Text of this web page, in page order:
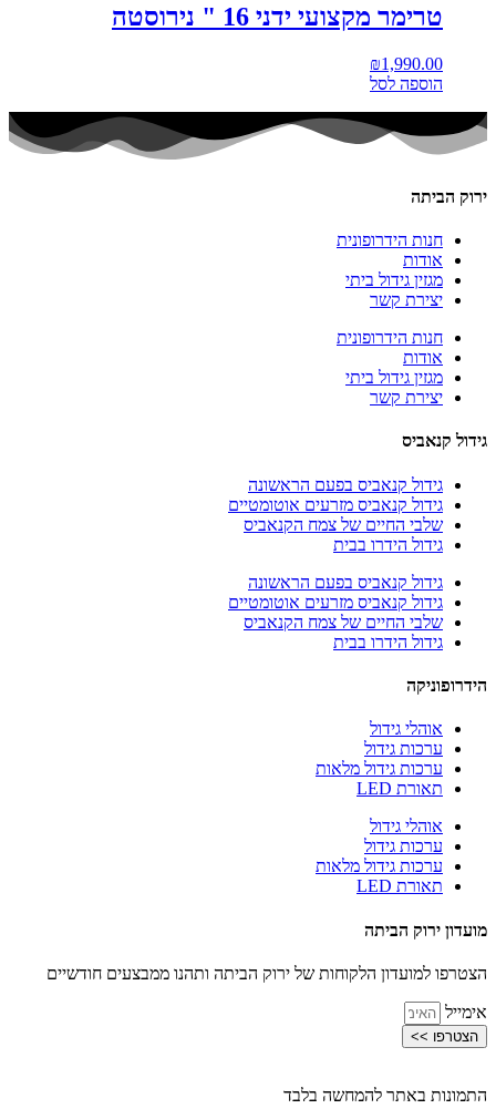
טרימר מקצועי ידני 16 " נירוסטה
₪1,990.00
הוספה לסל
ירוק הביתה
חנות הידרופונית
אודות
מגזין גידול ביתי
יצירת קשר
חנות הידרופונית
אודות
מגזין גידול ביתי
יצירת קשר
גידול קנאביס
גידול קנאביס בפעם הראשונה
גידול קנאביס מזרעים אוטומטיים
שלבי החיים של צמח הקנאביס
גידול הידרו בבית
גידול קנאביס בפעם הראשונה
גידול קנאביס מזרעים אוטומטיים
שלבי החיים של צמח הקנאביס
גידול הידרו בבית
הידרופוניקה
אוהלי גידול
ערכות גידול
ערכות גידול מלאות
תאורת LED
אוהלי גידול
ערכות גידול
ערכות גידול מלאות
תאורת LED
מועדון ירוק הביתה
הצטרפו למועדון הלקוחות של ירוק הביתה ותהנו ממבצעים חודשיים
אימייל
הצטרפו >>
התמונות באתר להמחשה בלבד